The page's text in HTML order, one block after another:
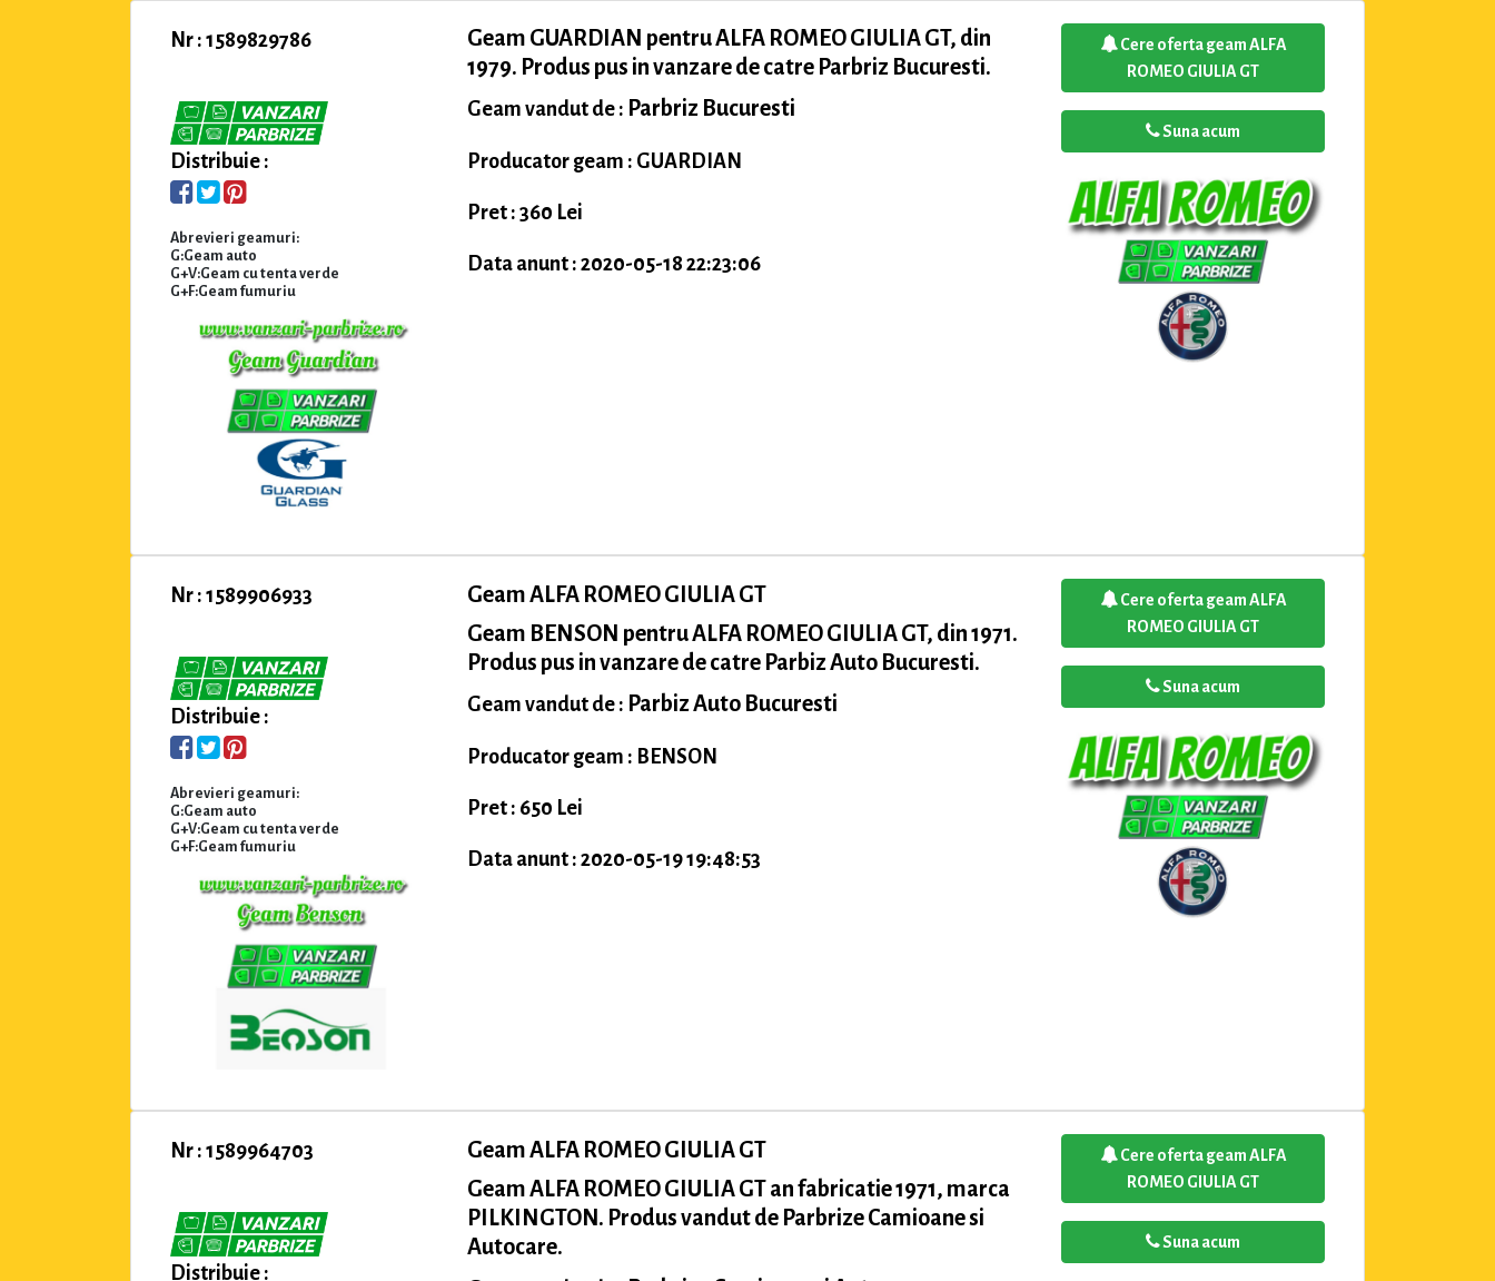
Nr : 1589829786
Distribuie :
Abrevieri geamuri:
G:Geam auto
G+V:Geam cu tenta verde
G+F:Geam fumuriu
Geam GUARDIAN pentru ALFA ROMEO GIULIA GT, din
1979. Produs pus in vanzare de catre Parbriz Bucuresti.
Geam vandut de : Parbriz Bucuresti
Producator geam : GUARDIAN
Pret : 360 Lei
Data anunt : 2020-05-18 22:23:06
Cere oferta geam ALFA
ROMEO GIULIA GT
Suna acum
Nr : 1589906933
Distribuie :
Abrevieri geamuri:
G:Geam auto
G+V:Geam cu tenta verde
G+F:Geam fumuriu
Geam ALFA ROMEO GIULIA GT
Geam BENSON pentru ALFA ROMEO GIULIA GT, din 1971.
Produs pus in vanzare de catre Parbiz Auto Bucuresti.
Geam vandut de : Parbiz Auto Bucuresti
Producator geam : BENSON
Pret : 650 Lei
Data anunt : 2020-05-19 19:48:53
Cere oferta geam ALFA
ROMEO GIULIA GT
Suna acum
Nr : 1589964703
Distribuie :
Geam ALFA ROMEO GIULIA GT
Geam ALFA ROMEO GIULIA GT an fabricatie 1971, marca
PILKINGTON. Produs vandut de Parbrize Camioane si
Autocare.
Cere oferta geam ALFA
ROMEO GIULIA GT
Suna acum